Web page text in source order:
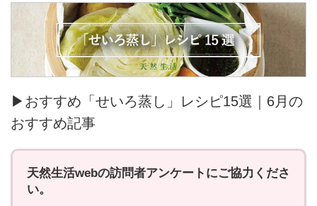
▶おすすめ「せいろ蒸し」レシピ15選｜6月の
おすすめ記事